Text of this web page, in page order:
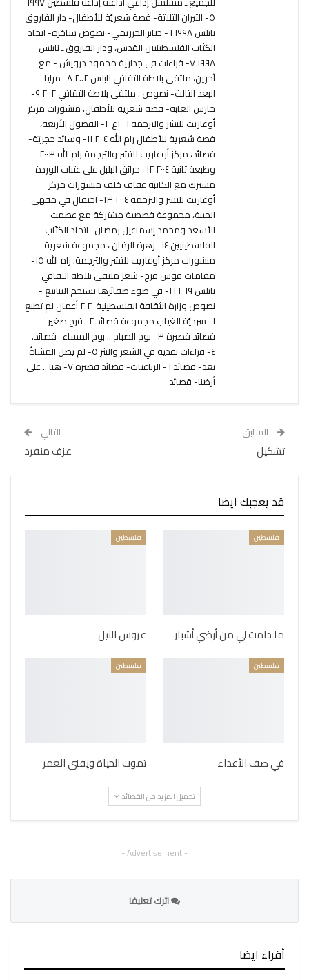
٥- الثيران الثلاثة- قصة شعريّة للأطفال- دار الفاروق
نابلس ١٩٩٨ ٦- صابر الجرزيمي- نصوص ساخرة- اتحاد
الكتٰاب الفلسطينيين القدس، ودار الفاروق ـ نابلس
١٩٩٨ ٧- قراءات في جدارية محمود درويش - مع
آخرين، ملتقى بلاطة الثقافي نابلس ٢..٢ ٨- مرايا
البعد الثالث- نصوص ، ملتقى بلاطة الثقافي ٢٠٠٢ ٩-
حارس الغابة- قصة شعرية للأطفال، منشورات مركز
أوغاريت للنشر والترجمة ٢٠٠١غ ١٠- الفصول الأربعة،
قصة شعرية للأطفال رام الله ٢٠٠٤ ١١- وسائد حجريّة-
قصائد، مركز أوغاريت للتشر والترجمة رام الله ٢٠٠٣
وطبعة ثانية ٢٠٠٤ ١٢- حرائق البلبل على عتبات الوردة
مشترك مع الكاتبة عفاف خلف منشورات مركز
أوغاريت للتشر والترجمة ٢٠٠٤ ١٣- احتفال في مقهى
الخيبة، مجموعة قصصية مشتركة مع عصمت
الأسعد ومحمد إسماعيل رمضان- اتحاد الكتّاب
الفلسطينيين ١٤- زهرة الرمٰان ، مجموعة شعرية-
منشورات مركز أوغاريت للتشر والترجمة، رام الله ١٥-
مقامات قوس قزح- شعر ملتقى بلاطة الثقافي
نابلس ٢٠١٩ ١٦- في ضوء ضفائرها تستحم الينابيع -
نصوص وزارة الثقافة الفلسطينية ٢٠٢٠ أعمال لم تطبع
١- سرديّة الغياب مجموعة قصائد ٢- فرح صغير
قصائد قصيرة ٣- بوح الصباح .. بوح المساء- قصائد.
٤- قراءات نقدية في الشعر والنثر ٥- لم يصل المشاةُ
بعد- قصائد ٦- الرباعيات- قصائد قصيرة ٧- هنا .. على
أرضنا- قصائد
السابق
تشكيل
التالي
عزف منفرد
قد يعجبك ايضا
فلسطين
ما دامت لي من أرضي أشبار
فلسطين
عروس النيل
فلسطين
في صف الأعداء
فلسطين
تموت الحياة ويفنى العمر
تحميل المزيد من القصائد
- Advertisement -
اترك تعليقا
أقراء ايضا